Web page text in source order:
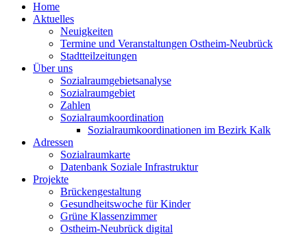
Home
Aktuelles
Neuigkeiten
Termine und Veranstaltungen Ostheim-Neubrück
Stadtteilzeitungen
Über uns
Sozialraumgebietsanalyse
Sozialraumgebiet
Zahlen
Sozialraumkoordination
Sozialraumkoordinationen im Bezirk Kalk
Adressen
Sozialraumkarte
Datenbank Soziale Infrastruktur
Projekte
Brückengestaltung
Gesundheitswoche für Kinder
Grüne Klassenzimmer
Ostheim-Neubrück digital